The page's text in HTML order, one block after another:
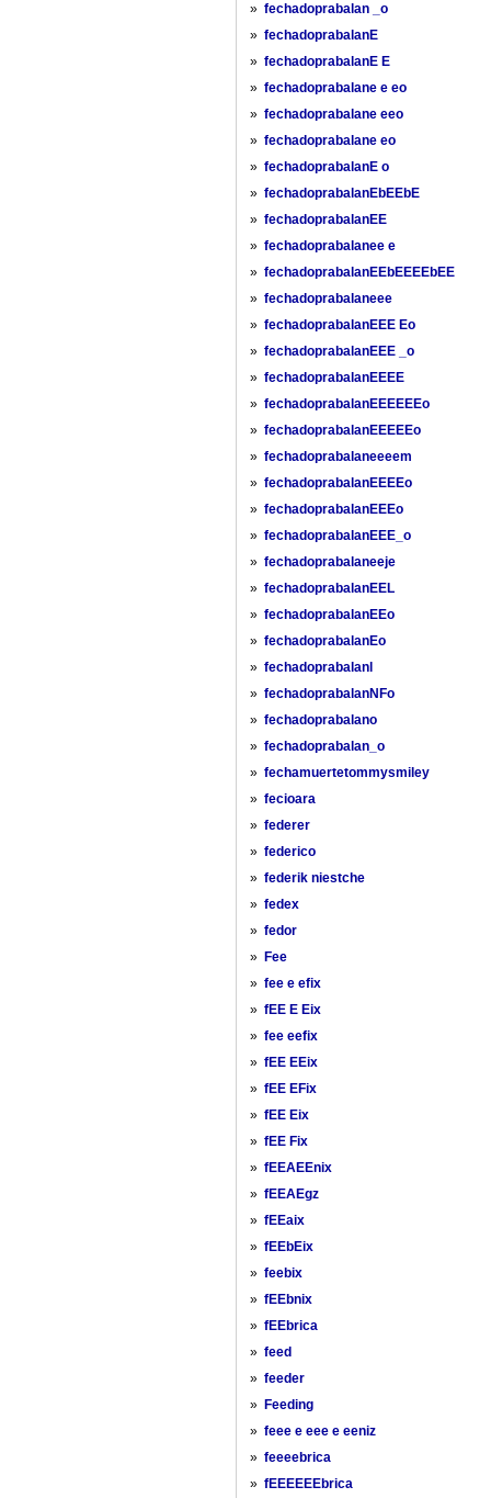
» fechadoprabalan _o
» fechadoprabalanE
» fechadoprabalanE E
» fechadoprabalane e eo
» fechadoprabalane eeo
» fechadoprabalane eo
» fechadoprabalanE o
» fechadoprabalanEbEEbE
» fechadoprabalanEE
» fechadoprabalanee e
» fechadoprabalanEEbEEEEbEE
» fechadoprabalaneee
» fechadoprabalanEEE Eo
» fechadoprabalanEEE _o
» fechadoprabalanEEEE
» fechadoprabalanEEEEEEo
» fechadoprabalanEEEEEo
» fechadoprabalaneeeem
» fechadoprabalanEEEEo
» fechadoprabalanEEEo
» fechadoprabalanEEE_o
» fechadoprabalaneeje
» fechadoprabalanEEL
» fechadoprabalanEEo
» fechadoprabalanEo
» fechadoprabalanl
» fechadoprabalanNFo
» fechadoprabalano
» fechadoprabalan_o
» fechamuertetommysmiley
» fecioara
» federer
» federico
» federik niestche
» fedex
» fedor
» Fee
» fee e efix
» fEE E Eix
» fee eefix
» fEE EEix
» fEE EFix
» fEE Eix
» fEE Fix
» fEEAEEnix
» fEEAEgz
» fEEaix
» fEEbEix
» feebix
» fEEbnix
» fEEbrica
» feed
» feeder
» Feeding
» feee e eee e eeniz
» feeeebrica
» fEEEEEEbrica